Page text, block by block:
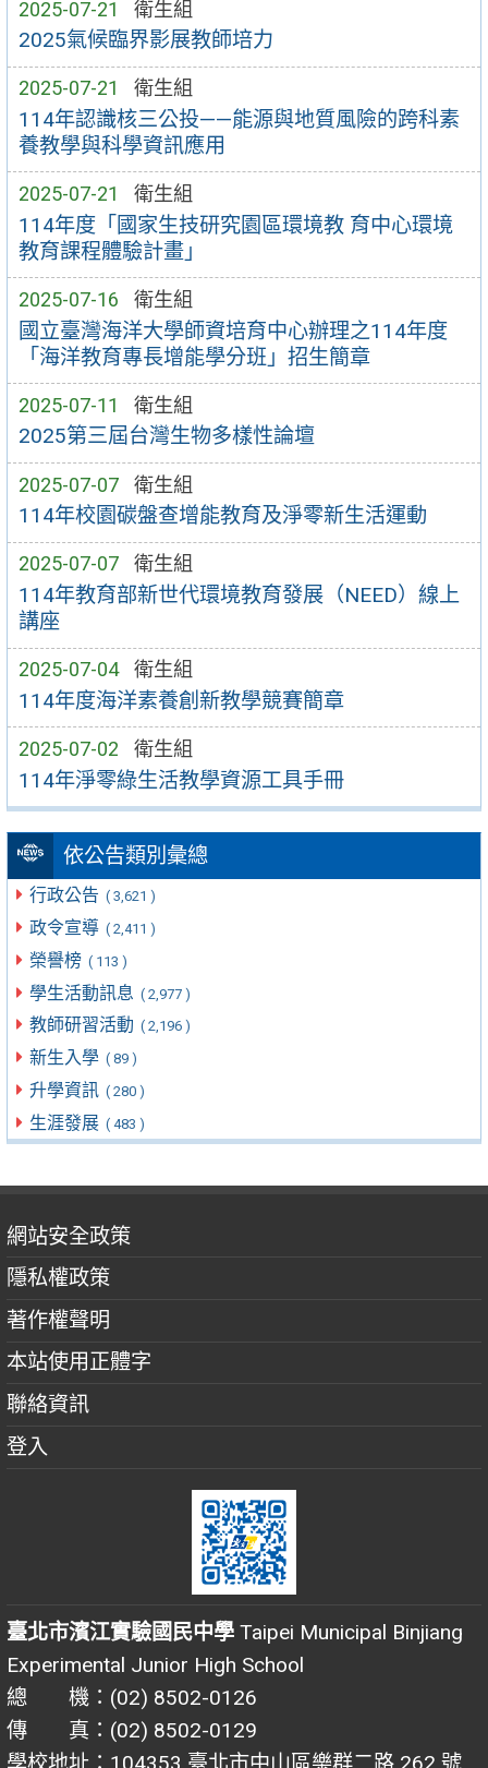
2025-07-21 衛生組
2025氣候臨界影展教師培力
2025-07-21 衛生組
114年認識核三公投——能源與地質風險的跨科素
養教學與科學資訊應用
2025-07-21 衛生組
114年度「國家生技研究園區環境教 育中心環境
教育課程體驗計畫」
2025-07-16 衛生組
國立臺灣海洋大學師資培育中心辦理之114年度
「海洋教育專長增能學分班」招生簡章
2025-07-11 衛生組
2025第三屆台灣生物多樣性論壇
2025-07-07 衛生組
114年校園碳盤查增能教育及淨零新生活運動
2025-07-07 衛生組
114年教育部新世代環境教育發展（NEED）線上
講座
2025-07-04 衛生組
114年度海洋素養創新教學競賽簡章
2025-07-02 衛生組
114年淨零綠生活教學資源工具手冊
依公告類別彙總
行政公告 ( 3,621 )
政令宣導 ( 2,411 )
榮譽榜 ( 113 )
學生活動訊息 ( 2,977 )
教師研習活動 ( 2,196 )
新生入學 ( 89 )
升學資訊 ( 280 )
生涯發展 ( 483 )
網站安全政策
隱私權政策
著作權聲明
本站使用正體字
聯絡資訊
登入
臺北市濱江實驗國民中學 Taipei Municipal Binjiang
Experimental Junior High School
總 機：(02) 8502-0126
傳 真：(02) 8502-0129